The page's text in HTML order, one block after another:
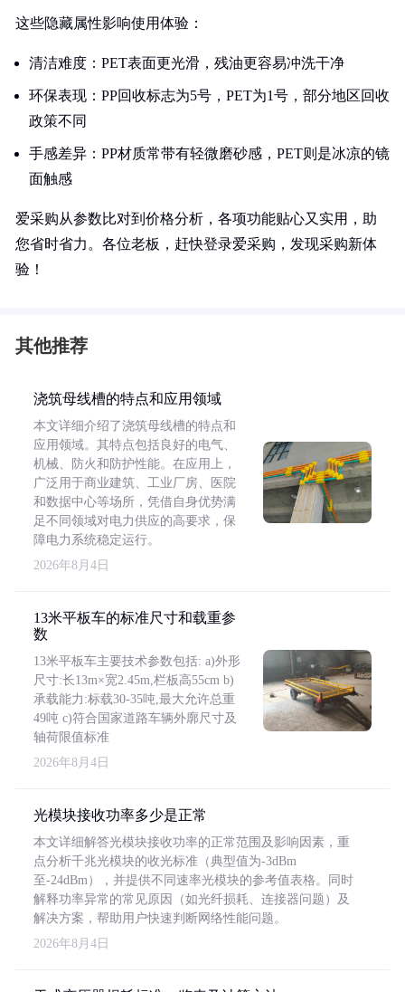
这些隐藏属性影响使用体验：
清洁难度：PET表面更光滑，残油更容易冲洗干净
环保表现：PP回收标志为5号，PET为1号，部分地区回收
政策不同
手感差异：PP材质常带有轻微磨砂感，PET则是冰凉的镜
面触感
爱采购从参数比对到价格分析，各项功能贴心又实用，助
您省时省力。各位老板，赶快登录爱采购，发现采购新体
验！
其他推荐
浇筑母线槽的特点和应用领域
本文详细介绍了浇筑母线槽的特点和
应用领域。其特点包括良好的电气、
机械、防火和防护性能。在应用上，
广泛用于商业建筑、工业厂房、医院
和数据中心等场所，凭借自身优势满
足不同领域对电力供应的高要求，保
障电力系统稳定运行。
2026年8月4日
13米平板车的标准尺寸和载重参
数
13米平板车主要技术参数包括: a)外形
尺寸:长13m×宽2.45m,栏板高55cm b)
承载能力:标载30-35吨,最大允许总重
49吨 c)符合国家道路车辆外廓尺寸及
轴荷限值标准
2026年8月4日
光模块接收功率多少是正常
本文详细解答光模块接收功率的正常范围及影响因素，重
点分析千兆光模块的收光标准（典型值为-3dBm
至-24dBm），并提供不同速率光模块的参考值表格。同时
解释功率异常的常见原因（如光纤损耗、连接器问题）及
解决方案，帮助用户快速判断网络性能问题。
2026年8月4日